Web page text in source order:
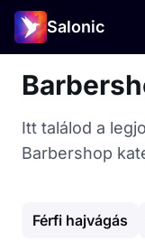
Salonic
Itt találod a
Barbershop
Férfi hajvágás